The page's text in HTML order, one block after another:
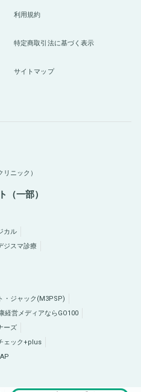
利用規約
特定商取引法に基づく表示
サイトマップ
ニック）
（一部）
カル
ジスマ診療
・ジャック(M3PSP)
経営メディアならGO100
ーズ
ェック+plus